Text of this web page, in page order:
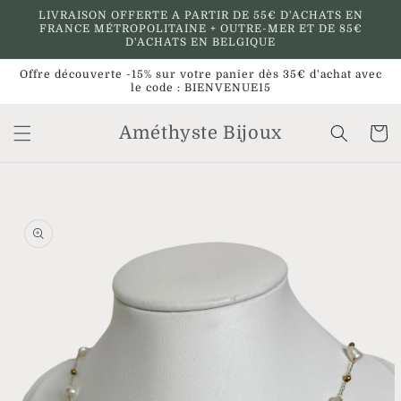
passer
au
LIVRAISON OFFERTE A PARTIR DE 55€ D'ACHATS EN
FRANCE MÉTROPOLITAINE + OUTRE-MER ET DE 85€
D'ACHATS EN BELGIQUE
Offre découverte -15% sur votre panier dès 35€ d'achat avec
le code : BIENVENUE15
Améthyste Bijoux Panier
informations